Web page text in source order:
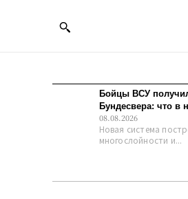
Бойцы ВСУ
Бундесвера: что в
08.08.2026
Новая система
многослойности и...